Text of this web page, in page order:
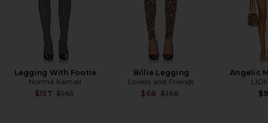
Legging With Footie
Norma Kamali
$157 Previous price:
$165
Billie Legging
Lovers and Friends
$68 Previous price:
$168
Angelic